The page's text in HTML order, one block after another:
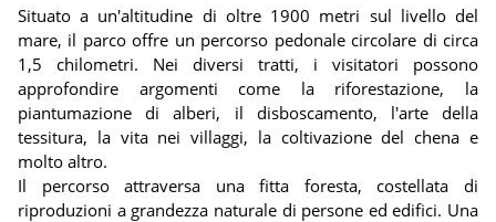
Situato a un'altitudine di oltre 1900 metri sul livello del
mare, il parco offre un percorso pedonale circolare di circa
1,5 chilometri. Nei diversi tratti, i visitatori possono
approfondire argomenti come la riforestazione, la
piantumazione di alberi, il disboscamento, l'arte della
tessitura, la vita nei villaggi, la coltivazione del chena e
molto altro.
Il percorso attraversa una fitta foresta, costellata di
riproduzioni a grandezza naturale di persone ed edifici. Una